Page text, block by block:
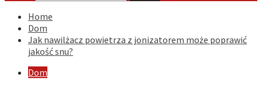
Home
Dom
Jak nawilżacz powietrza z jonizatorem może poprawić
jakość snu?
Dom